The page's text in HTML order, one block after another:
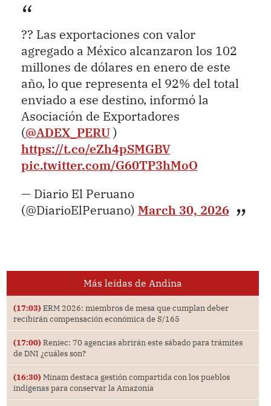
?? Las exportaciones con valor
agregado a México alcanzaron los 102
millones de dólares en enero de este
año, lo que representa el 92% del total
enviado a ese destino, informó la
Asociación de Exportadores
(@ADEX_PERU)
https://t.co/eZh4pSMGBV
pic.twitter.com/G60TP3hMoO
— Diario El Peruano
(@DiarioElPeruano) March 30, 2026
Más leídas de Andina
(17:03) ERM 2026: miembros de mesa que cumplan deber
recibirán compensación económica de S/165
(17:00) Reniec: 70 agencias abrirán este sábado para trámites
de DNI ¿cuáles son?
(16:30) Minam destaca gestión compartida con los pueblos
indígenas para conservar la Amazonía